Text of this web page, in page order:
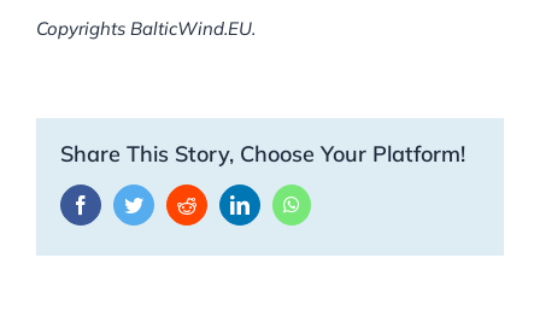
Copyrights BalticWind.EU.
Share This Story, Choose Your Platform!
FacebookTwitterRedditLinkedInWhatsApp